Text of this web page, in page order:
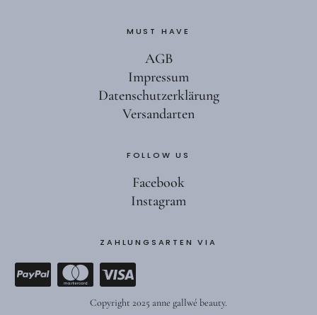
MUST HAVE
AGB
Impressum
Datenschutzerklärung
Versandarten
FOLLOW US
Facebook
Instagram
ZAHLUNGSARTEN VIA
Copyright 2025 anne gallwé beauty